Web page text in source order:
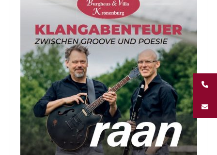
Hochzeit / Feiern / Events
Unternehmungen
Kontakt